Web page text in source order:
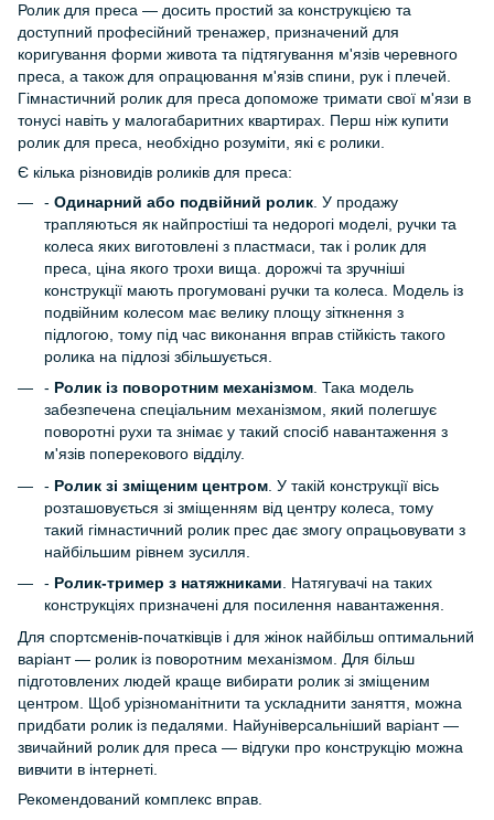
Ролик для преса — досить простий за конструкцією та
доступний професійний тренажер, призначений для
коригування форми живота та підтягування м'язів черевного
преса, а також для опрацювання м'язів спини, рук і плечей.
Гімнастичний ролик для преса допоможе тримати свої м'язи в
тонусі навіть у малогабаритних квартирах. Перш ніж купити
ролик для преса, необхідно розуміти, які є ролики.
Є кілька різновидів роликів для преса:
- Одинарний або подвійний ролик . У продажу
трапляються як найпростіші та недорогі моделі, ручки та
колеса яких виготовлені з пластмаси, так і ролик для
преса, ціна якого трохи вища. дорожчі та зручніші
конструкції мають прогумовані ручки та колеса. Модель із
подвійним колесом має велику площу зіткнення з
підлогою, тому під час виконання вправ стійкість такого
ролика на підлозі збільшується.
- Ролик із поворотним механізмом. Така модель
забезпечена спеціальним механізмом, який полегшує
поворотні рухи та знімає у такий спосіб навантаження з
м'язів поперекового відділу.
- Ролик зі зміщеним центром . У такій конструкції вісь
розташовується зі зміщенням від центру колеса, тому
такий гімнастичний ролик прес дає змогу опрацьовувати з
найбільшим рівнем зусилля.
- Ролик-тример з натяжниками . Натягувачі на таких
конструкціях призначені для посилення навантаження.
Для спортсменів-початківців і для жінок найбільш оптимальний
варіант — ролик із поворотним механізмом. Для більш
підготовлених людей краще вибирати ролик зі зміщеним
центром. Щоб урізноманітнити та ускладнити заняття, можна
придбати ролик із педалями. Найуніверсальніший варіант —
звичайний ролик для преса — відгуки про конструкцію можна
вивчити в інтернеті.
Рекомендований комплекс вправ.